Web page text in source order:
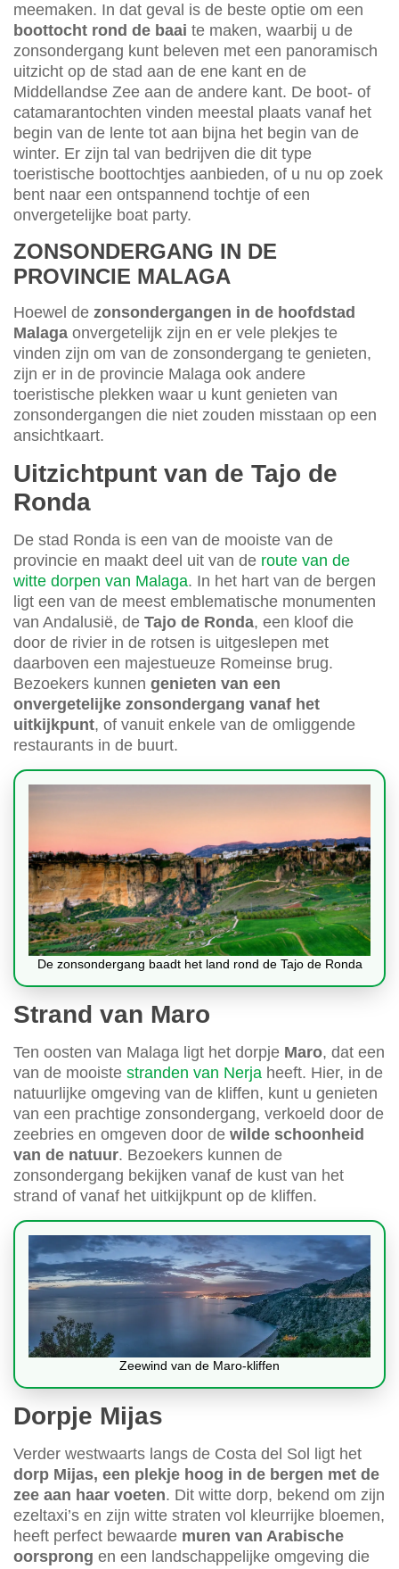
meemaken. In dat geval is de beste optie om een
boottocht rond de baai te maken, waarbij u de
zonsondergang kunt beleven met een panoramisch
uitzicht op de stad aan de ene kant en de
Middellandse Zee aan de andere kant. De boot- of
catamarantochten vinden meestal plaats vanaf het
begin van de lente tot aan bijna het begin van de
winter. Er zijn tal van bedrijven die dit type
toeristische boottochtjes aanbieden, of u nu op zoek
bent naar een ontspannend tochtje of een
onvergetelijke boat party.
ZONSONDERGANG IN DE
PROVINCIE MALAGA
Hoewel de zonsondergangen in de hoofdstad
Malaga onvergetelijk zijn en er vele plekjes te
vinden zijn om van de zonsondergang te genieten,
zijn er in de provincie Malaga ook andere
toeristische plekken waar u kunt genieten van
zonsondergangen die niet zouden misstaan op een
ansichtkaart.
Uitzichtpunt van de Tajo de
Ronda
De stad Ronda is een van de mooiste van de
provincie en maakt deel uit van de route van de
witte dorpen van Malaga. In het hart van de bergen
ligt een van de meest emblematische monumenten
van Andalusië, de Tajo de Ronda, een kloof die
door de rivier in de rotsen is uitgeslepen met
daarboven een majestueuze Romeinse brug.
Bezoekers kunnen genieten van een
onvergetelijke zonsondergang vanaf het
uitkijkpunt, of vanuit enkele van de omliggende
restaurants in de buurt.
De zonsondergang baadt het land rond de Tajo de Ronda
Strand van Maro
Ten oosten van Malaga ligt het dorpje Maro, dat een
van de mooiste stranden van Nerja heeft. Hier, in de
natuurlijke omgeving van de kliffen, kunt u genieten
van een prachtige zonsondergang, verkoeld door de
zeebries en omgeven door de wilde schoonheid
van de natuur. Bezoekers kunnen de
zonsondergang bekijken vanaf de kust van het
strand of vanaf het uitkijkpunt op de kliffen.
Zeewind van de Maro-kliffen
Dorpje Mijas
Verder westwaarts langs de Costa del Sol ligt het
dorp Mijas, een plekje hoog in de bergen met de
zee aan haar voeten. Dit witte dorp, bekend om zijn
ezeltaxi’s en zijn witte straten vol kleurrijke bloemen,
heeft perfect bewaarde muren van Arabische
oorsprong en een landschappelijke omgeving die